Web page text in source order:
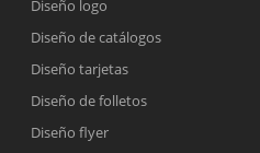
Diseño logo
Diseño de catálogos
Diseño tarjetas
Diseño de folletos
Diseño flyer